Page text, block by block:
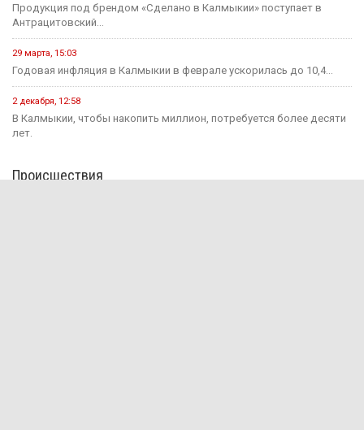
Продукция под брендом «Сделано в Калмыкии» поступает в
Антрацитовский...
29 марта, 15:03
Годовая инфляция в Калмыкии в феврале ускорилась до 10,4...
2 декабря, 12:58
В Калмыкии, чтобы накопить миллион, потребуется более десяти
лет.
Происшествия